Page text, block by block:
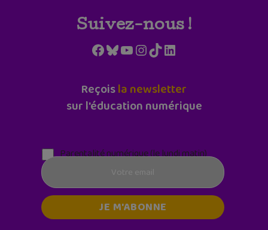
Suivez-nous !
Facebook
Bluesky
YouTube
Instagram
TikTokLinkedIn
Reçoisla newsletter
sur l'éducation numérique
Parentalité numérique (le lundi matin)